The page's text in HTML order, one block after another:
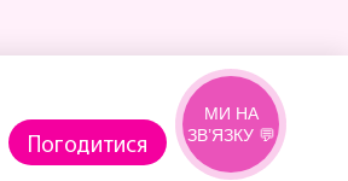
Погодитися
МИ НА
ЗВ’ЯЗКУ 💬